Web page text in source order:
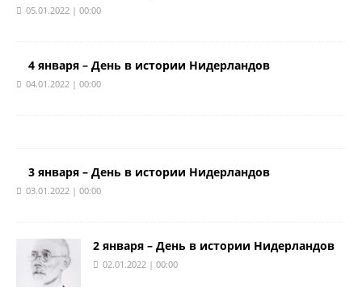
05.01.2022 | 00:00
4 января – День в истории Нидерландов
04.01.2022 | 00:00
3 января – День в истории Нидерландов
03.01.2022 | 00:00
2 января – День в истории Нидерландов
02.01.2022 | 00:00